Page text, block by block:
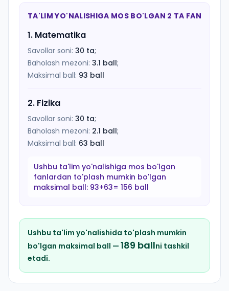
TA'LIM YO'NALISHIGA MOS BO'LGAN 2 TA FAN
1. Matematika
Savollar soni: 30 ta;
Baholash mezoni: 3.1 ball;
Maksimal ball: 93 ball
2. Fizika
Savollar soni: 30 ta;
Baholash mezoni: 2.1 ball;
Maksimal ball: 63 ball
Ushbu ta'lim yo'nalishiga mos bo'lgan
fanlardan to'plash mumkin bo'lgan
maksimal ball: 93+63= 156 ball
Ushbu ta'lim yo'nalishida to'plash mumkin
bo'lgan maksimal ball — 189 ballni tashkil
etadi.